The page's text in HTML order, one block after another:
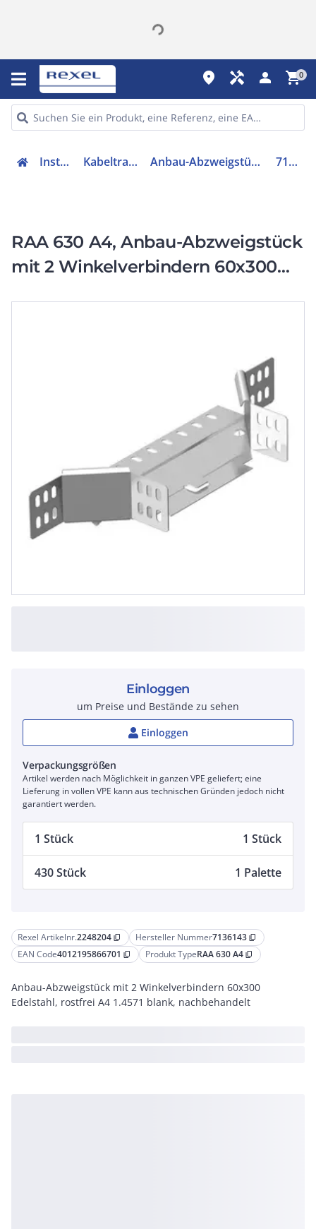
place handyman person shopping_cart0
Installation Kabeltragsysteme Anbau-Abzweigstück für Kabelrinne 7136143
RAA 630 A4, Anbau-Abzweigstück
mit 2 Winkelverbindern 60x300
Rexel Artikelnr.2248204 content_copy Hersteller Nummer7136143 content_copy
EAN Code4012195866701 content_copy Produkt TypeRAA 630 A4 content_copy
Anbau-Abzweigstück mit 2 Winkelverbindern 60x300
Edelstahl, rostfrei A4 1.4571 blank, nachbehandelt
Einloggen
um Preise und Bestände zu sehen
Einloggen
Verpackungsgrößen
Artikel werden nach Möglichkeit in ganzen VPE geliefert; eine
Lieferung in vollen VPE kann aus technischen Gründen jedoch nicht
garantiert werden.
1 Stück 1 Stück
430 Stück 1 Palette